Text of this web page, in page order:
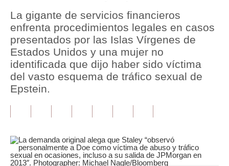
Política
Tu Dinero
Finanzas Personales
Inmobiliarias
Editorial
La gigante de servicios financieros
enfrenta procedimientos legales en casos
presentados por las Islas Vírgenes de
Estados Unidos y una mujer no
identificada que dijo haber sido víctima
del vasto esquema de tráfico sexual de
Epstein.